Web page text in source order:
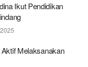
Ikut Pendidikan
Melaksanakan